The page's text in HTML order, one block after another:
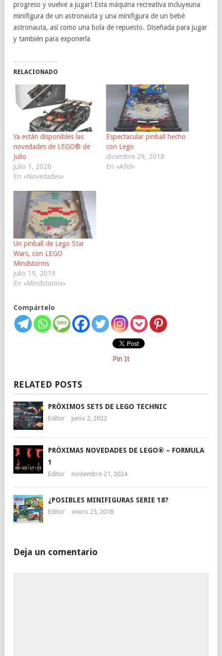
progreso y vuelve a jugar! Esta máquina recreativa incluyeuna
minifigura de un astronauta y una minifigura de un bebé
astronauta, así como una bola de repuesto. Diseñada para jugar
y también para exponerla
RELACIONADO
Ya están disponibles las
novedades de LEGO® de
Julio
julio 1, 2026
En «Novedades»
Espectacular pinball hecho
con Lego
diciembre 29, 2018
En «Afol»
Un pinball de Lego Star
Wars, con LEGO
Mindstorms
julio 19, 2019
En «Mindstorms»
Compártelo
Pin It
RELATED POSTS
PRÓXIMOS SETS DE LEGO TECHNIC
Editor junio 2, 2022
PRÓXIMAS NOVEDADES DE LEGO® – FORMULA
1
Editor noviembre 21, 2024
¿POSIBLES MINIFIGURAS SERIE 18?
Editor enero 25, 2018
Deja un comentario